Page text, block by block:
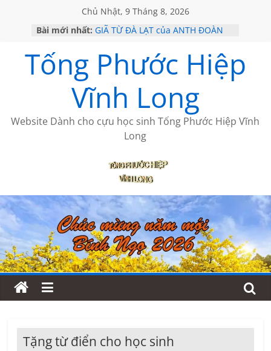
Chủ Nhật, 9 Tháng 8, 2026
Bài mới nhất: GIÃ TỪ ĐÀ LẠT của ANTH ĐOÀN
KHÔNG ĐỀ 20 CỦA THÁI LÃO
KHÔNG ĐỀ 19 CỦA THÁI LÃO
CHÙM THƠ CỦA BÍCH HÀ
Tống Phước Hiệp
Vĩnh Long
Website Dành cho cựu học sinh Tống Phước Hiệp Vĩnh
Long
Tặng từ điển cho học sinh